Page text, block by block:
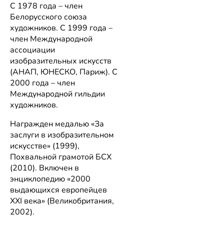
С 1978 года – член
Белорусского союза
художников. С 1999 года –
член Международной
ассоциации
изобразительных искусств
(АНАП, ЮНЕСКО, Париж). С
2000 года – член
Международной гильдии
художников.
Награжден медалью «За
заслуги в изобразительном
искусстве» (1999),
Похвальной грамотой БСХ
(2010). Включен в
энциклопедию «2000
выдающихся европейцев
XXI века» (Великобритания,
2002).